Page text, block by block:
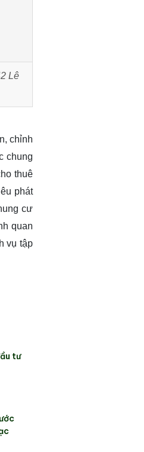
Lê
chỉnh
chung
thuê
phát
cư
quan
vụ tập
tư